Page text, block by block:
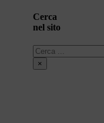
Cerca
nel sito
Cerca
×